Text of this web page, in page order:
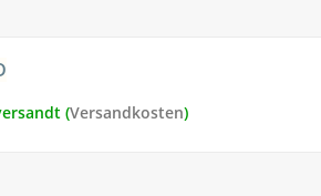
(Versandkosten)